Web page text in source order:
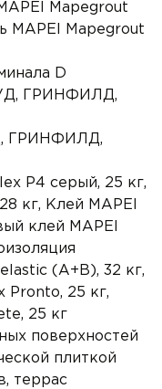
Mapegrout
MAPEI Mapegrout
D
ГРИНФИЛД,
P4 серый, 25 кг,
кг, Клей MAPEI
клей MAPEI
(А+B), 32 кг,
Pronto, 25 кг,
25 кг
поверхностей
плиткой
террас